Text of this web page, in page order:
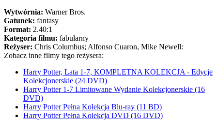
Wytwórnia: Warner Bros.
Gatunek: fantasy
Format: 2.40:1
Kategoria filmu: fabularny
Reżyser: Chris Columbus; Alfonso Cuaron, Mike Newell:
Zobacz inne filmy tego reżysera:
Harry Potter, Lata 1-7, KOMPLETNA KOLEKCJA - Edycje
Kolekcjonerskie (24 DVD)
Harry Potter 1-7 Limitowane Wydanie Kolekcjonerskie (16
DVD)
Harry Potter Pełna Kolekcja Blu-ray (11 BD)
Harry Potter Pełna Kolekcja DVD (16 DVD)